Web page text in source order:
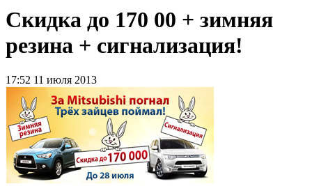
Скидка до 170 00 + зимняя
резина + сигнализация!
17:52 11 июля 2013